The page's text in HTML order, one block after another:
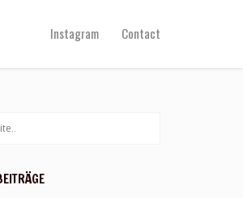
Instagram Contact